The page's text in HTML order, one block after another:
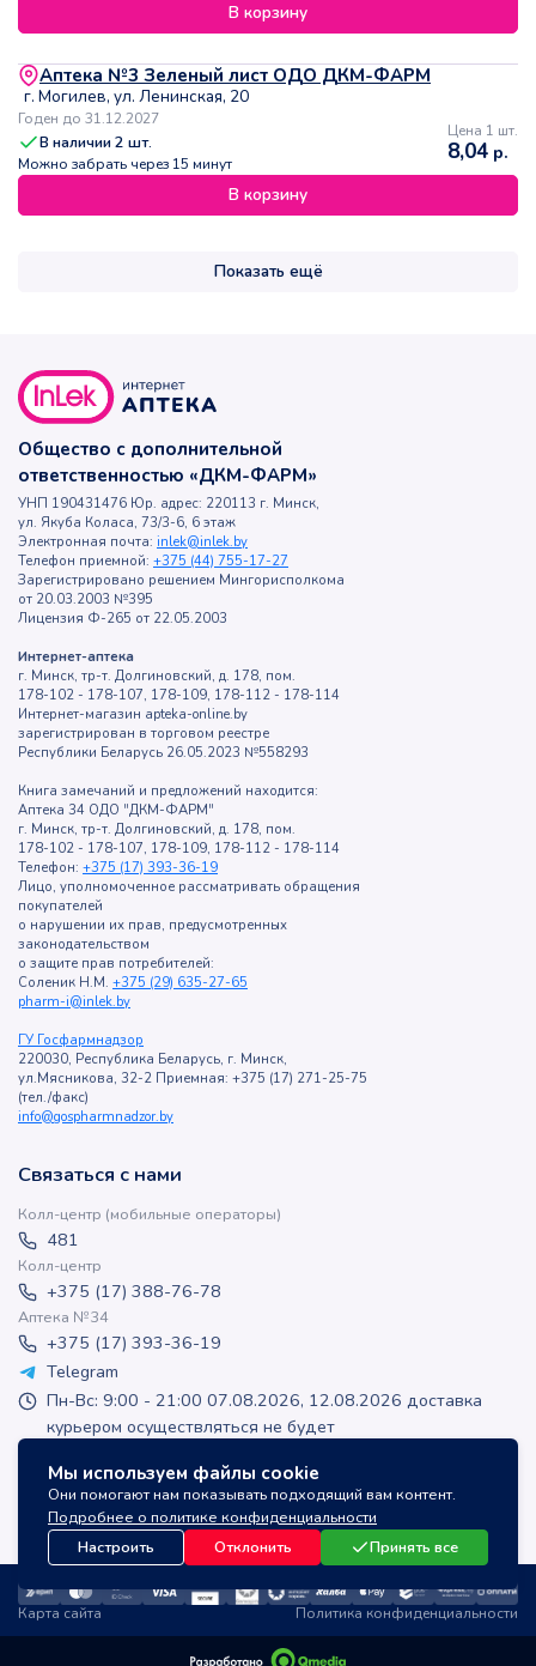
В корзину
Аптека №3 Зеленый лист ОДО ДКМ-ФАРМ
г. Могилев, ул. Ленинская, 20
Годен до 31.12.2027
В наличии2 шт.
Можно забрать через 15 минут
Цена 1 шт.
8,04 р.
В корзину
Показать ещё
Мы используем файлы cookie
Они помогают нам показывать подходящий вам контент.
Подробнее о политике конфиденциальности
Настроить
Отклонить Принять все
Общество с дополнительной
ответственностью «ДКМ-ФАРМ»
УНП 190431476 Юр. адрес: 220113 г. Минск,
ул. Якуба Коласа, 73/3-6, 6 этаж
Электронная почта: inlek@inlek.by
Телефон приемной: +375 (44) 755-17-27
Зарегистрировано решением Мингорисполкома
от 20.03.2003 №395
Лицензия Ф-265 от 22.05.2003
Интернет-аптека
г. Минск, тр-т. Долгиновский, д. 178, пом.
178-102 - 178-107, 178-109, 178-112 - 178-114
Интернет-магазин apteka-online.by
зарегистрирован в торговом реестре
Республики Беларусь 26.05.2023 №558293
Книга замечаний и предложений находится:
Аптека 34 ОДО "ДКМ-ФАРМ"
г. Минск, тр-т. Долгиновский, д. 178, пом.
178-102 - 178-107, 178-109, 178-112 - 178-114
Телефон: +375 (17) 393-36-19
Лицо, уполномоченное рассматривать обращения
покупателей
о нарушении их прав, предусмотренных
законодательством
о защите прав потребителей:
Соленик Н.М. +375 (29) 635-27-65
pharm-i@inlek.by
ГУ Госфармнадзор
220030, Республика Беларусь, г. Минск,
ул.Мясникова, 32-2 Приемная: +375 (17) 271-25-75
(тел./факс)
info@gospharmnadzor.by
Связаться с нами
Колл-центр (мобильные операторы)
481
Колл-центр
+375 (17) 388-76-78
Аптека №34
+375 (17) 393-36-19
Telegram
Пн-Вс: 9:00 - 21:00 07.08.2026, 12.08.2026 доставка
курьером осуществляться не будет
inlek_apteka
inlek_apteka
Карта сайта Политика конфиденциальности